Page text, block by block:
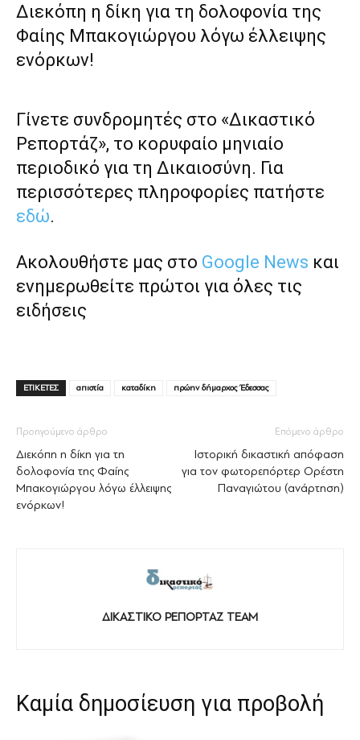
Διεκόπη η δίκη για τη δολοφονία της
Φαίης Μπακογιώργου λόγω έλλειψης
ενόρκων!
Γίνετε συνδρομητές στο «Δικαστικό
Ρεπορτάζ», το κορυφαίο μηνιαίο
περιοδικό για τη Δικαιοσύνη. Για
περισσότερες πληροφορίες πατήστε
εδώ.
Ακολουθήστε μας στο Google News και
ενημερωθείτε πρώτοι για όλες τις
ειδήσεις
ΕΤΙΚΕΤΕΣ απιστία καταδίκη πρώην δήμαρχος Έδεσσας
Προηγούμενο άρθρο
Διεκόπη η δίκη για τη
δολοφονία της Φαίης
Μπακογιώργου λόγω έλλειψης
ενόρκων!
Επόμενο άρθρο
Ιστορική δικαστική απόφαση
για τον φωτορεπόρτερ Ορέστη
Παναγιώτου (ανάρτηση)
ΔΙΚΑΣΤΙΚΟ ΡΕΠΟΡΤΑΖ TEAM
Καμία δημοσίευση για προβολή